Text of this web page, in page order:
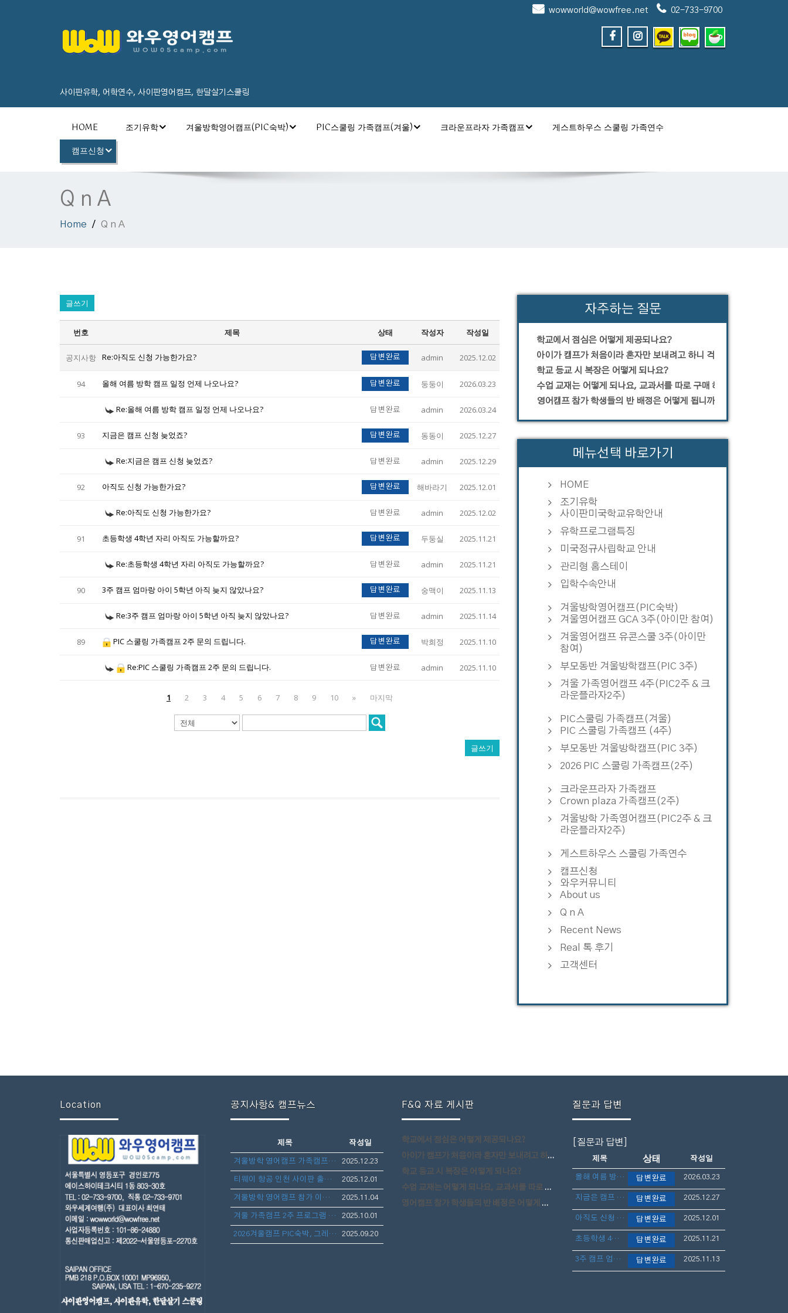
사이판유학, 어학연수, 사이판영어캠프, 한달살기스쿨링
wowworld@wowfree.net 02-733-9700
HOME 조기유학 겨울방학영어캠프(PIC숙박) PIC스쿨링 가족캠프(겨울) 크라운프라자 가족캠프
게스트하우스 스쿨링 가족연수
캠프신청
Q n A
Home Q n A
글쓰기
번호 제목 상태 작성자 작성일
공지사항 Re:아직도 신청 가능한가요? 답변완료 admin 2025.12.02
94 올해 여름 방학 캠프 일정 언제 나오나요? 답변완료 둥둥이 2026.03.23
Re:올해 여름 방학 캠프 일정 언제 나오나요? 답변완료 admin 2026.03.24
93 지금은 캠프 신청 늦었죠? 답변완료 동동이 2025.12.27
Re:지금은 캠프 신청 늦었죠? 답변완료 admin 2025.12.29
92 아직도 신청 가능한가요? 답변완료 해바라기 2025.12.01
Re:아직도 신청 가능한가요? 답변완료 admin 2025.12.02
91 초등학생 4학년 자리 아직도 가능할까요? 답변완료 두둥실 2025.11.21
Re:초등학생 4학년 자리 아직도 가능할까요? 답변완료 admin 2025.11.21
90 3주 캠프 엄마랑 아이 5학년 아직 늦지 않았나요? 답변완료 숭맥이 2025.11.13
Re:3주 캠프 엄마랑 아이 5학년 아직 늦지 않았나요? 답변완료 admin 2025.11.14
89 PIC 스쿨링 가족캠프 2주 문의 드립니다. 답변완료 박희정 2025.11.10
Re:PIC 스쿨링 가족캠프 2주 문의 드립니다. 답변완료 admin 2025.11.10
1 2 3 4 5 6 7 8 9 10 » 마지막
글쓰기
자주하는 질문
학교에서 점심은 어떻게 제공되나요?
아이가 캠프가 처음이라 혼자만 보내려고 하니 걱정입니다.
학교 등교 시 복장은 어떻게 되나요?
수업 교재는 어떻게 되나요, 교과서를 따로 구매 해야 하나요?
영어캠프 참가 학생들의 반 배정은 어떻게 됩니까?
메뉴선택 바로가기
HOME
조기유학
사이판미국학교유학안내
유학프로그램특징
미국정규사립학교 안내
관리형 홈스테이
입학수속안내
겨울방학영어캠프(PIC숙박)
겨울영어캠프 GCA 3주(아이만 참여)
겨울영어캠프 유콘스쿨 3주(아이만
참여)
부모동반 겨울방학캠프(PIC 3주)
겨울 가족영어캠프 4주(PIC2주 & 크
라운플라자2주)
PIC스쿨링 가족캠프(겨울)
PIC 스쿨링 가족캠프 (4주)
부모동반 겨울방학캠프(PIC 3주)
2026 PIC 스쿨링 가족캠프(2주)
크라운프라자 가족캠프
Crown plaza 가족캠프(2주)
겨울방학 가족영어캠프(PIC2주 & 크
라운플라자2주)
게스트하우스 스쿨링 가족연수
캠프신청
와우커뮤니티
About us
Q n A
Recent News
Real 톡 후기
고객센터
Location 공지사항& 캠프뉴스
제목 작성일
겨울방학 영어캠프 가족캠프-가족 방문 숙박 및 골프 라운딩 안내 2025.12.23
티웨이 항공 인천 사이판 출도착 시간 변경 사항 공지안내 2025.12.01
겨울방학 영어캠프 참가 이벤트-마리아나 관광청 후원 보스턴 가방 선물 증정 2025.11.04
겨울 가족캠프 2주 프로그램 업데이트 완료하였습니다. 2025.10.01
2026겨울캠프 PIC숙박, 그레이스 스쿨링 사이판영어캠프(아이만참가,부모동반)- 1월10일 출발 3주일정 모집 2025.09.20
F&Q 자료 게시판
학교에서 점심은 어떻게 제공되나요?
아이가 캠프가 처음이라 혼자만 보내려고 하니 걱정입니다.
학교 등교 시 복장은 어떻게 되나요?
수업 교재는 어떻게 되나요, 교과서를 따로 구매 해야 하나요?
영어캠프 참가 학생들의 반 배정은 어떻게 됩니까?
질문과 답변
[질문과 답변]
제목 상태 작성일
올해 여름 방학 캠프 일정 언제 나오나요? 답변완료 2026.03.23
지금은 캠프 신청 늦었죠? 답변완료 2025.12.27
아직도 신청 가능한가요? 답변완료 2025.12.01
초등학생 4학년 자리 아직도 가능할까요? 답변완료 2025.11.21
3주 캠프 엄마랑 아이 5학년 아직 늦지 않았나요? 답변완료 2025.11.13